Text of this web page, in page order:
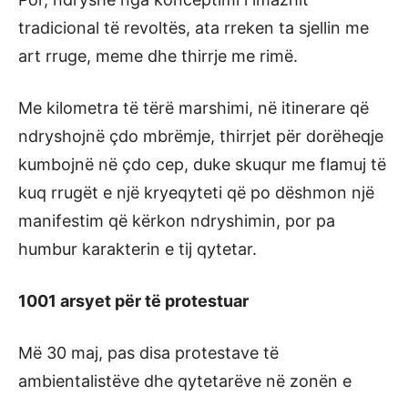
tradicional të revoltës, ata rreken ta sjellin me
art rruge, meme dhe thirrje me rimë.
Me kilometra të tërë marshimi, në itinerare që
ndryshojnë çdo mbrëmje, thirrjet për dorëheqje
kumbojnë në çdo cep, duke skuqur me flamuj të
kuq rrugët e një kryeqyteti që po dëshmon një
manifestim që kërkon ndryshimin, por pa
humbur karakterin e tij qytetar.
1001 arsyet për të protestuar
Më 30 maj, pas disa protestave të
ambientalistëve dhe qytetarëve në zonën e